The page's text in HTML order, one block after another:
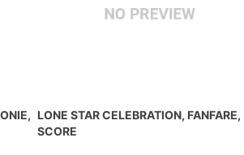
LONE STAR CELEBRATION, FANFARE,
SCORE